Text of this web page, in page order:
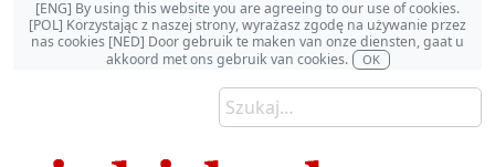
[ENG] By using this website you are agreeing to our use of cookies.
[POL] Korzystając z naszej strony, wyrażasz zgodę na używanie przez
nas cookies [NED] Door gebruik te maken van onze diensten, gaat u
akkoord met ons gebruik van cookies.
OK